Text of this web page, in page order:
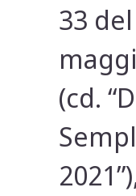
33 del
(cd.